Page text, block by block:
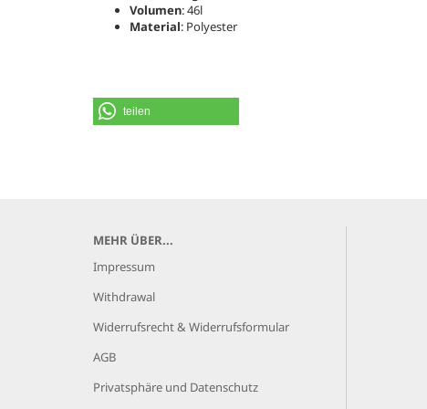
Volumen: 46l
Material: Polyester
teilen
MEHR ÜBER...
Impressum
Withdrawal
Widerrufsrecht & Widerrufsformular
AGB
Privatsphäre und Datenschutz